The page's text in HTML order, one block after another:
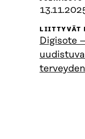
LIITTYVÄT
Digisote